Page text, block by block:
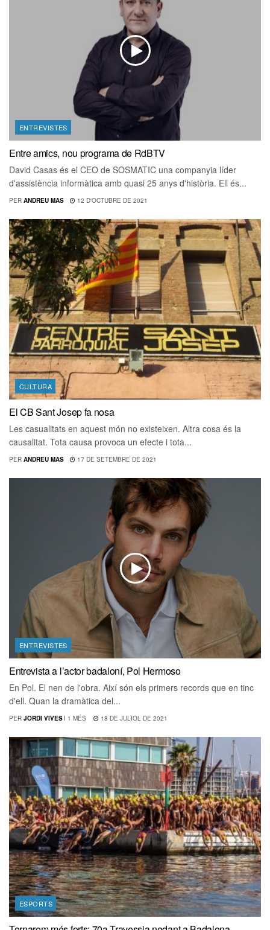
ENTREVISTES
Entre amics, nou programa de RdBTV
David Casas és el CEO de SOSMATIC una companyia líder
d'assistència informàtica amb quasi 25 anys d'història. Ell és...
PER ANDREU MAS 12 D'OCTUBRE DE 2021
CULTURA
El CB Sant Josep fa nosa
Les casualitats en aquest món no existeixen. Altra cosa és la
causalitat. Tota causa provoca un efecte i tota...
PER ANDREU MAS 17 DE SETEMBRE DE 2021
ENTREVISTES
Entrevista a l’actor badaloní, Pol Hermoso
En Pol. El nen de l'obra. Així són els primers records que en tinc
d'ell. Quan la dramàtica del...
PER JORDI VIVES I 1 MÉS 18 DE JULIOL DE 2021
ESPORTS